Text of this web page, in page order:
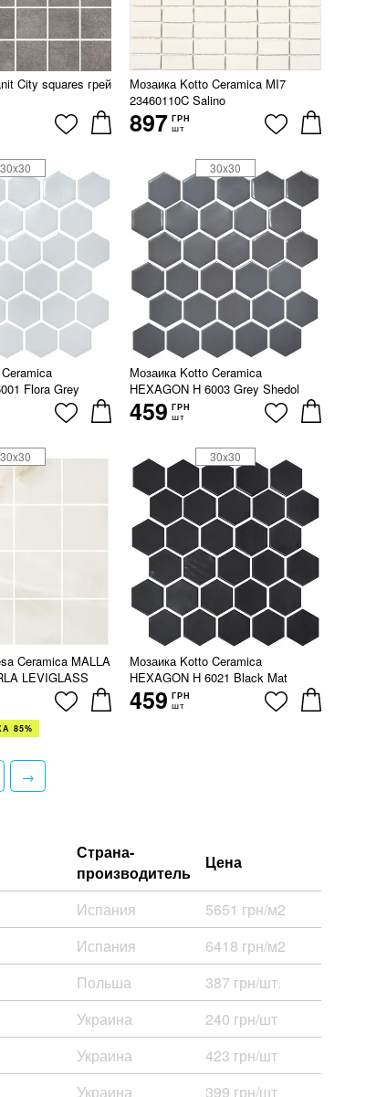
City squares грей
Мозаика Kotto Ceramica MI7
23460110C Salino
897 ГРН
шт
Flora Grey
30x30
Мозаика Kotto Ceramica
HEXAGON H 6003 Grey Shedol
459 ГРН
шт
30x30
Ceramica MALLA
LEVIGLASS
85%
30x30
Мозаика Kotto Ceramica
HEXAGON H 6021 Black Mat
459 ГРН
шт
30x30
→
Страна-
производитель
Цена
Испания
5651 грн/м2
Испания
6418 грн/м2
Польша
387 грн/шт.
Украина
240 грн/шт
Украина
423 грн/шт
Украина 399 грн/шт